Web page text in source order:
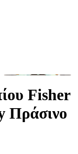
Fisher
Πράσινο